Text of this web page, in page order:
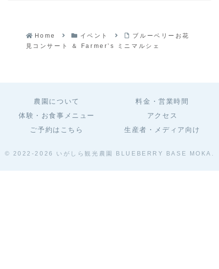
Home イベント
ブルーベリーお花
見コンサート ＆ Farmer’s ミニマルシェ
農園について
料金・営業時間
体験・お食事メニュー
アクセス
ご予約はこちら
生産者・メディア向け
© 2022-2026 いがしら観光農園 BLUEBERRY BASE MOKA.